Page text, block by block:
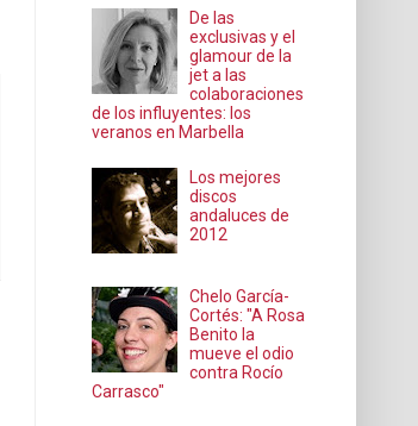
De las
exclusivas y el
glamour de la
jet a las
colaboraciones
de los influyentes: los
veranos en Marbella
Los mejores
discos
andaluces de
2012
Chelo García-
Cortés: "A Rosa
Benito la
mueve el odio
contra Rocío
Carrasco"